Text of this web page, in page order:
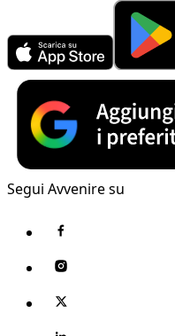
Segui Avvenire su